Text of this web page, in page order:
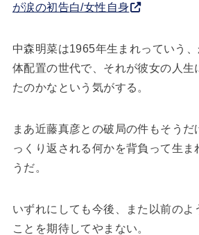
が涙の初告白/女性自身
中森明菜は1965年生まれっていう
体配置の世代で、それが彼女の人生
たのかなという気がする。
まあ近藤真彦との破局の件もそうだ
っくり返される何かを背負って生ま
うだ。
いずれにしても今後、また以前のよ
ことを期待してやまない。